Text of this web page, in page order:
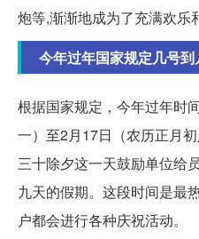
炮等,渐渐地成为了充满欢乐
今年过年国家规定几号到
根据国家规定，今年过年时
一）至2月17日（农历正月
三十除夕这一天鼓励单位给
九天的假期。这段时间是最
户都会进行各种庆祝活动。